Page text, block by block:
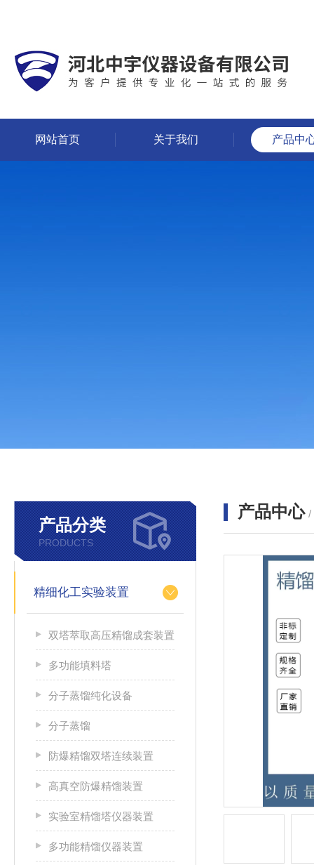
网站首页 关于我们 产品中
产品分类
PRODUCTS
精细化工实验装置
双塔萃取高压精馏成套装置
多功能填料塔
分子蒸馏纯化设备
分子蒸馏
防爆精馏双塔连续装置
高真空防爆精馏装置
实验室精馏塔仪器装置
多功能精馏仪器装置
产品中心 /